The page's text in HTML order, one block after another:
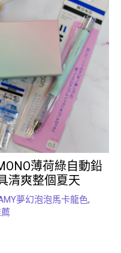
薄荷綠自動鉛
清爽整個夏天
夢幻泡泡馬卡龍色,